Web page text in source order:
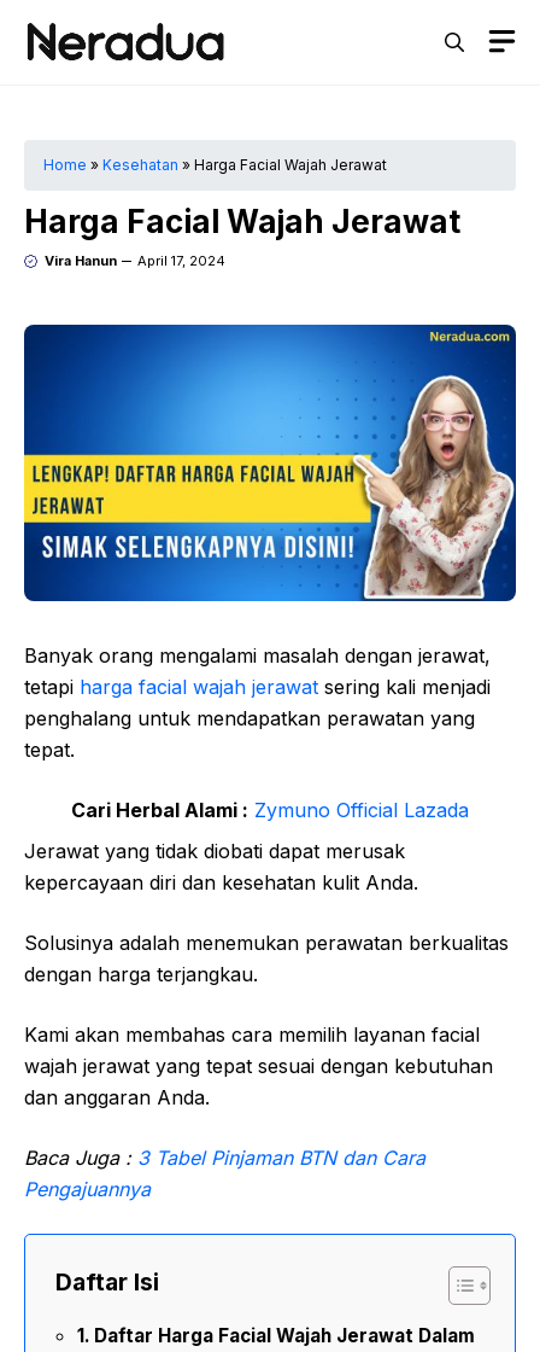
Home » Kesehatan » Harga Facial Wajah Jerawat
Harga Facial Wajah Jerawat
Vira Hanun April 17, 2024
Banyak orang mengalami masalah dengan jerawat,
tetapi harga facial wajah jerawat sering kali menjadi
penghalang untuk mendapatkan perawatan yang
tepat.
Cari Herbal Alami : Zymuno Official Lazada
Jerawat yang tidak diobati dapat merusak
kepercayaan diri dan kesehatan kulit Anda.
Solusinya adalah menemukan perawatan berkualitas
dengan harga terjangkau.
Kami akan membahas cara memilih layanan facial
wajah jerawat yang tepat sesuai dengan kebutuhan
dan anggaran Anda.
Baca Juga : 3 Tabel Pinjaman BTN dan Cara
Pengajuannya
Daftar Isi
Daftar Harga Facial Wajah Jerawat Dalam